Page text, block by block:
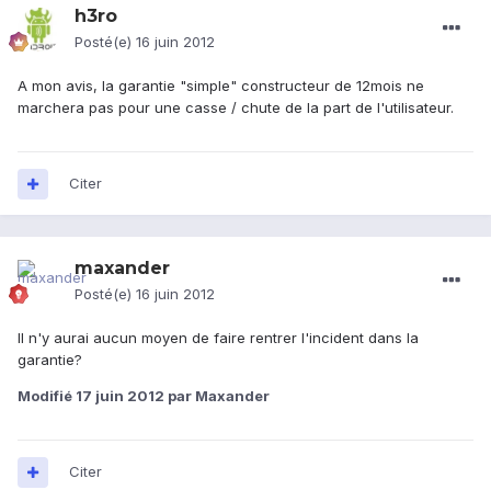
h3ro
Posté(e) 16 juin 2012
A mon avis, la garantie "simple" constructeur de 12mois ne
marchera pas pour une casse / chute de la part de l'utilisateur.
Citer
maxander
Posté(e) 16 juin 2012
Il n'y aurai aucun moyen de faire rentrer l'incident dans la
garantie?
Modifié 17 juin 2012 par Maxander
Citer